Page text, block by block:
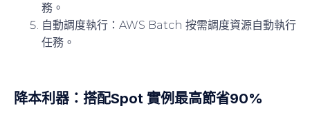
務。
自動調度執行 ：AWS Batch 按需調度資源自動執行
任務。
降本利器：搭配Spot 實例最高節省90%